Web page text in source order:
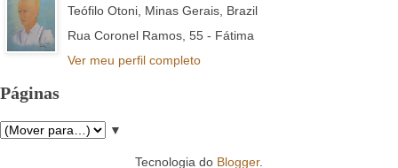
Teófilo Otoni, Minas Gerais, Brazil
Rua Coronel Ramos, 55 - Fátima
Ver meu perfil completo
Páginas
▼
Tecnologia do Blogger.